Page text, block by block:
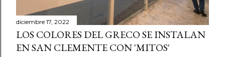
diciembre 17, 2022
LOS COLORES DEL GRECO SE INSTALAN
EN SAN CLEMENTE CON 'MITOS'